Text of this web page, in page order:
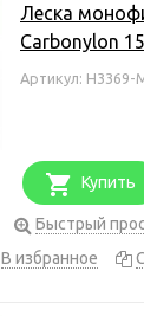
Леска
Carbonylon
Артикул: H3369-
Купить
Быстрый
В избранное